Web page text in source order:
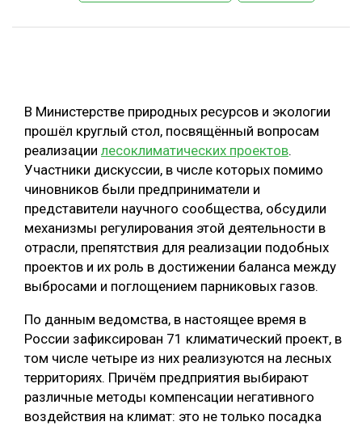
ПРОИЗВОДСТВО ДРЕВЕСНЫХ ПЛИТ
ЦБП
ЛЕСОПИЛЕНИЕ
БЕЗОПАСНОЕ ПРОИЗВОДСТВО
СОРТИРОВКА ДРЕВЕСИНЫ
СУШКА ДРЕВЕСИНЫ
МЕБЕЛЬНОЕ ПРОИЗВОДСТВО
ПОДБОРКИ СТАТЕЙ
В Министерстве природных ресурсов и экологии
прошёл круглый стол, посвящённый вопросам
реализации лесоклиматических проектов.
Участники дискуссии, в числе которых помимо
чиновников были предприниматели и
представители научного сообщества, обсудили
механизмы регулирования этой деятельности в
отрасли, препятствия для реализации подобных
проектов и их роль в достижении баланса между
выбросами и поглощением парниковых газов.
По данным ведомства, в настоящее время в
России зафиксирован 71 климатический проект, в
том числе четыре из них реализуются на лесных
территориях. Причём предприятия выбирают
различные методы компенсации негативного
воздействия на климат: это не только посадка